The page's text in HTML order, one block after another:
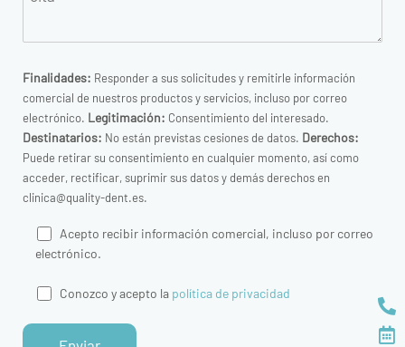
Finalidades: Responder a sus solicitudes y remitirle información
comercial de nuestros productos y servicios, incluso por correo
electrónico. Legitimación: Consentimiento del interesado.
Destinatarios: No están previstas cesiones de datos. Derechos:
Puede retirar su consentimiento en cualquier momento, así como
acceder, rectificar, suprimir sus datos y demás derechos en
clinica@quality-dent.es.
Acepto recibir información comercial, incluso por correo
electrónico.
Conozco y acepto la política de privacidad